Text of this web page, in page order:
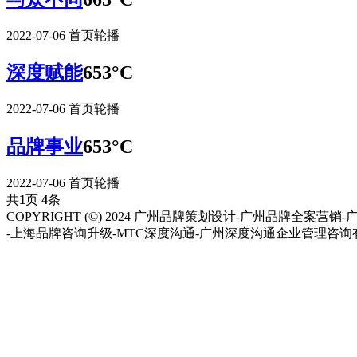
2022-07-06 首页轮播
深度赋能653°C
2022-07-06 首页轮播
品牌事业653°C
2022-07-06 首页轮播
共1页 4条
COPYRIGHT (©) 2024 广州品牌策划设计-广州品牌全案营销-
-上海品牌咨询升级-MTC深度沟通-广州深度沟通企业管理咨询